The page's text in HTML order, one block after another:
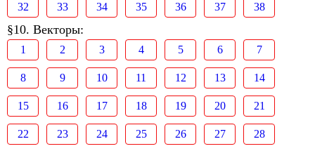
32 33 34 35 36 37 38
§10. Векторы:
1 2 3 4 5 6 7
8 9 10 11 12 13 14
15 16 17 18 19 20 21
22 23 24 25 26 27 28